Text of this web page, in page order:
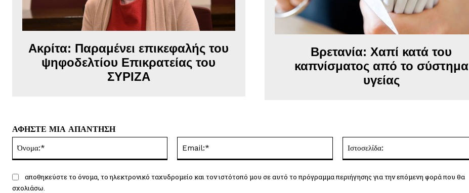
Ακρίτα: Παραμένει επικεφαλής του
ψηφοδελτίου Επικρατείας του
ΣΥΡΙΖΑ
Βρετανία: Χαπί κατά του
καπνίσματος από το σύστημα
υγείας
ΑΦΗΣΤΕ ΜΙΑ ΑΠΑΝΤΗΣΗ
αποθηκεύστε το όνομα, το ηλεκτρονικό ταχυδρομείο και τον ιστότοπό μου σε αυτό το πρόγραμμα περιήγησης για την επόμενη φορά που θα
σχολιάσω.